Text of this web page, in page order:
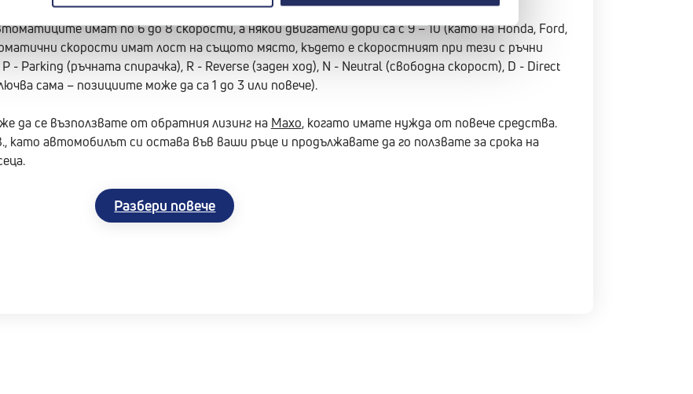
имат по 6 до 8 скорости, а някои двигатели дори са с 9 – 10 (като на Honda, Ford,
скорости имат лост на същото място, където е скоростният при тези с ръчни
- Parking (ръчната спирачка), R - Reverse (заден ход), N - Neutral (свободна скорост), D - Direct
сама – позициите може да са 1 до 3 или повече).
да се възползвате от обратния лизинг на Maxo, когато имате нужда от повече средства.
автомобилът си остава във ваши ръце и продължавате да го ползвате за срока на
Разбери повече